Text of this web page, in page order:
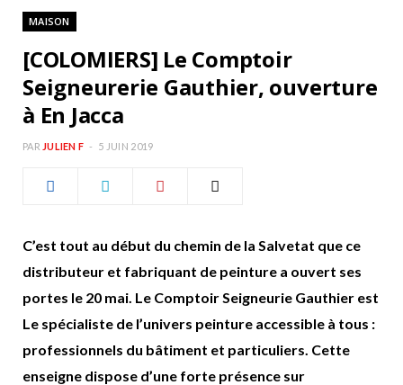
o
k
r
MAISON
[COLOMIERS] Le Comptoir
Seigneurerie Gauthier, ouverture
à En Jacca
PAR JULIEN F 5 JUIN 2019
C’est tout au début du chemin de la Salvetat que ce
distributeur et fabriquant de peinture a ouvert ses
portes le 20 mai. Le Comptoir Seigneurie Gauthier est
Le spécialiste de l’univers peinture accessible à tous :
professionnels du bâtiment et particuliers. Cette
enseigne dispose d’une forte présence sur